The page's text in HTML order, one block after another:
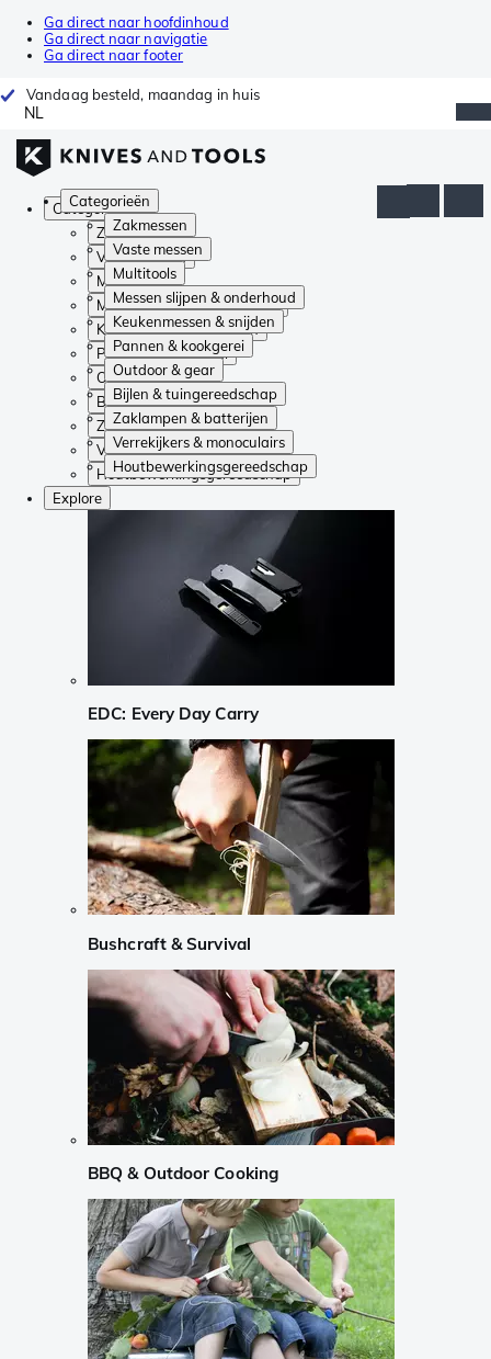
Ga direct naar hoofdinhoud
Ga direct naar navigatie
Ga direct naar footer
Vandaag besteld, maandag in huis
NL
Categorieën
Zakmessen
Vaste messen
Multitools
Messen slijpen & onderhoud
Keukenmessen & snijden
Pannen & kookgerei
Outdoor & gear
Bijlen & tuingereedschap
Zaklampen & batterijen
Verrekijkers & monoculairs
Houtbewerkingsgereedschap
Categorieën
Zakmessen
Vaste messen
Multitools
Messen slijpen & onderhoud
Keukenmessen & snijden
Pannen & kookgerei
Outdoor & gear
Bijlen & tuingereedschap
Zaklampen & batterijen
Verrekijkers & monoculairs
Houtbewerkingsgereedschap
Explore
EDC: Every Day Carry
Bushcraft & Survival
BBQ & Outdoor Cooking